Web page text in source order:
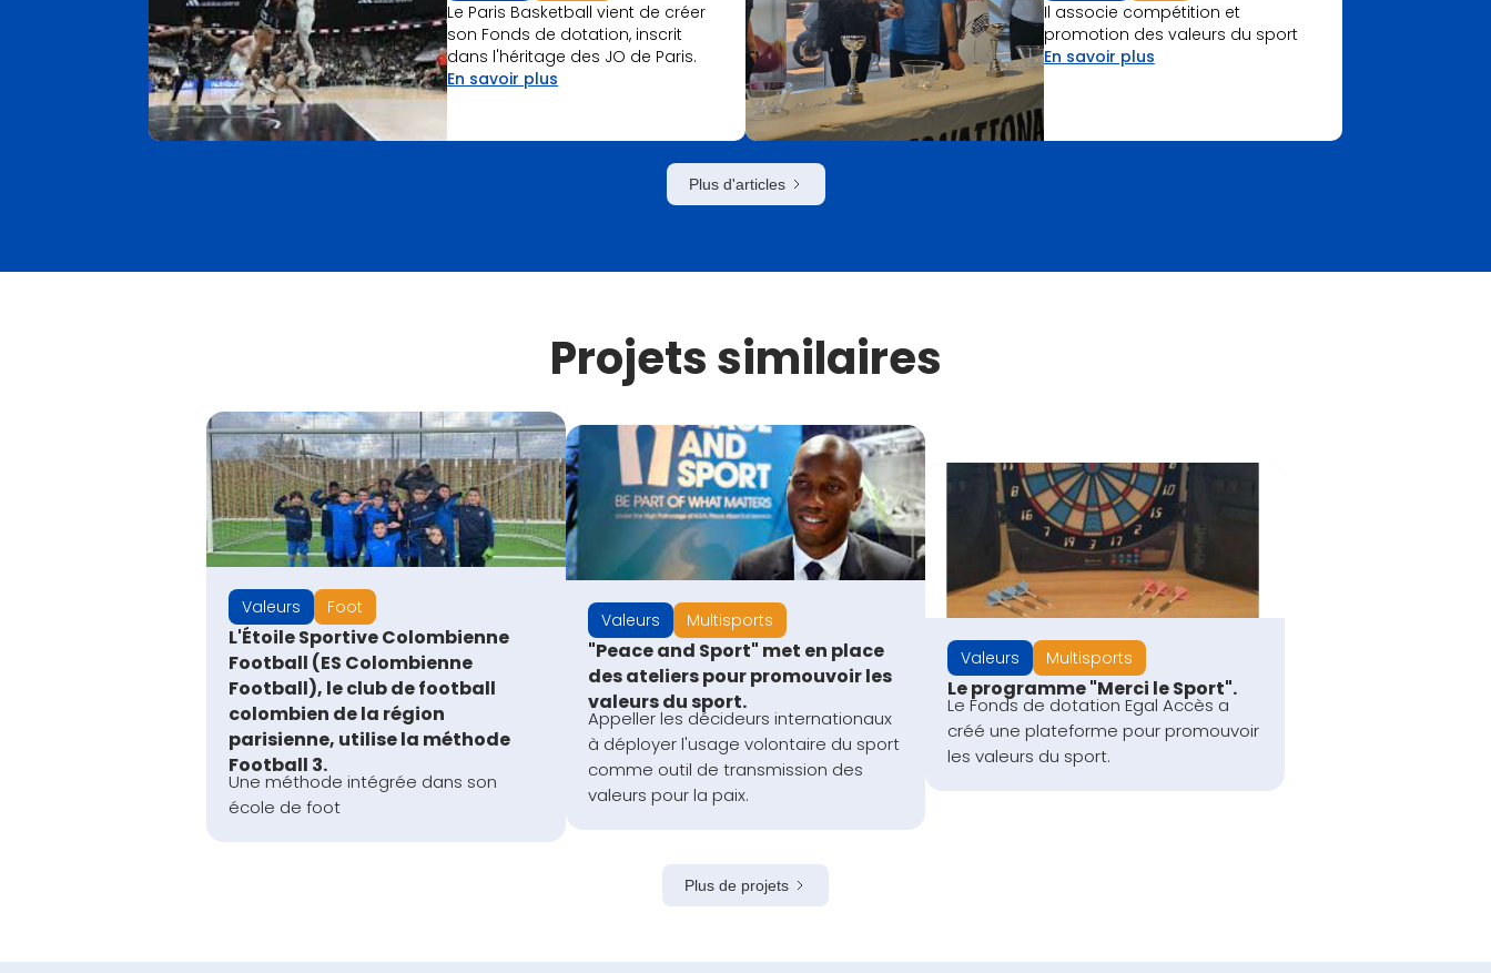
Le Paris Basketball vient de créer
son Fonds de dotation, inscrit
dans l'héritage des JO de Paris.
En savoir plus
Il associe compétition et
promotion des valeurs du sport
En savoir plus
Plus d'articles
Projets similaires
Valeurs Foot
L'Étoile Sportive Colombienne
Football (ES Colombienne
Football), le club de football
colombien de la région
parisienne, utilise la méthode
Football 3.
Une méthode intégrée dans son
école de foot
Valeurs Multisports
"Peace and Sport" met en place
des ateliers pour promouvoir les
valeurs du sport.
Appeller les décideurs internationaux
à déployer l'usage volontaire du sport
comme outil de transmission des
valeurs pour la paix.
Valeurs Multisports
Le programme "Merci le Sport".
Le Fonds de dotation Egal Accès a
créé une plateforme pour promouvoir
les valeurs du sport.
Plus de projets